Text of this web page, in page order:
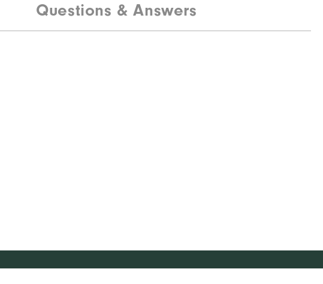
Questions & Answers